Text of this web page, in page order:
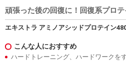
頑張った後の回復に！回復系プロ
エキストラ アミノアシッドプロテイン
こんな人におすすめ
ハードトレーニング、ハードワークを